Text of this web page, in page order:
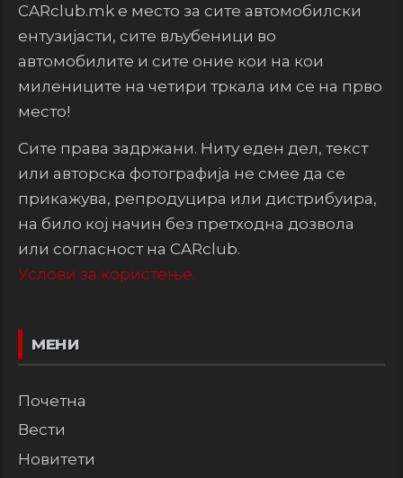
CARclub.mk е место за сите автомобилски
ентузијасти, сите вљубеници во
автомобилите и сите оние кои на кои
милениците на четири тркала им се на прво
место!
Сите права задржани. Ниту еден дел, текст
или авторска фотографија не смее да се
прикажува, репродуцира или дистрибуира,
на било кој начин без претходна дозвола
или согласност на CARclub.
Услови за користење.
МЕНИ
Почетна
Вести
Новитети